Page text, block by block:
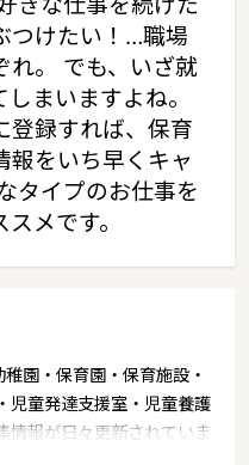
つけたい！…職場
れ。 でも、いざ就
まいますよね。
登録すれば、保育
報をいち早くキャ
タイプのお仕事を
メです。
園・保育園・保育施設・
児童発達支援室・児童養護
情報が日々更新されていま